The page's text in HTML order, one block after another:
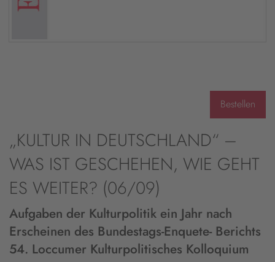
Bestellen
„KULTUR IN DEUTSCHLAND“ –
WAS IST GESCHEHEN, WIE GEHT
ES WEITER? (06/09)
Aufgaben der Kulturpolitik ein Jahr nach
Erscheinen des Bundestags-Enquete- Berichts
54. Loccumer Kulturpolitisches Kolloquium